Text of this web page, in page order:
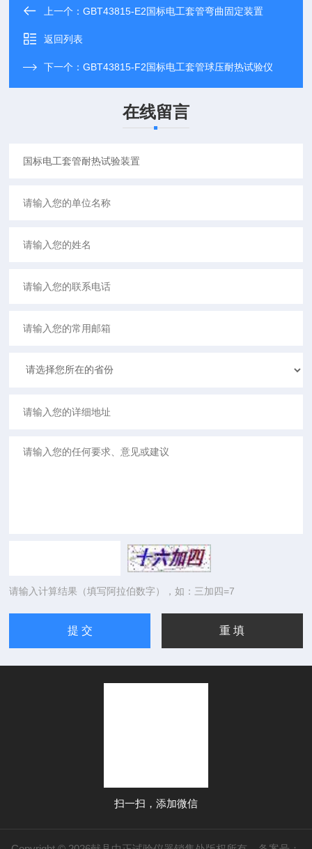
上一个：GBT43815-E2国标电工套管弯曲固定装置
返回列表
下一个：GBT43815-F2国标电工套管球压耐热试验仪
在线留言
请输入计算结果（填写阿拉伯数字），如：三加四=7
扫一扫，添加微信